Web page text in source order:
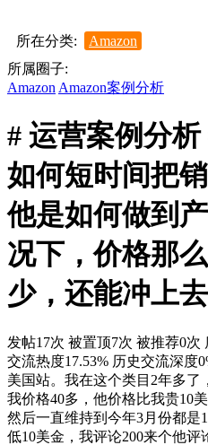
所在分类:
Amazon
所属圈子:
Amazon Amazon案例分析
# 运营案例分
如何短时间把
他是如何做到
况下，价格那
少，还能冲上
发帖17次 被置顶7次 被推荐0次
交流热度17.53% 历史交流深度
美国站。我在这个类目2年多了
我价格40多，他价格比我贵10
然后一直维持到今年3月份都是
低10美金，我评论200来个他